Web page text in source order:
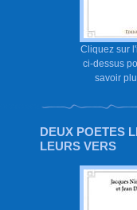
Cliquez sur
ci-dessus
savoir
DEUX POETES
LEURS VERS